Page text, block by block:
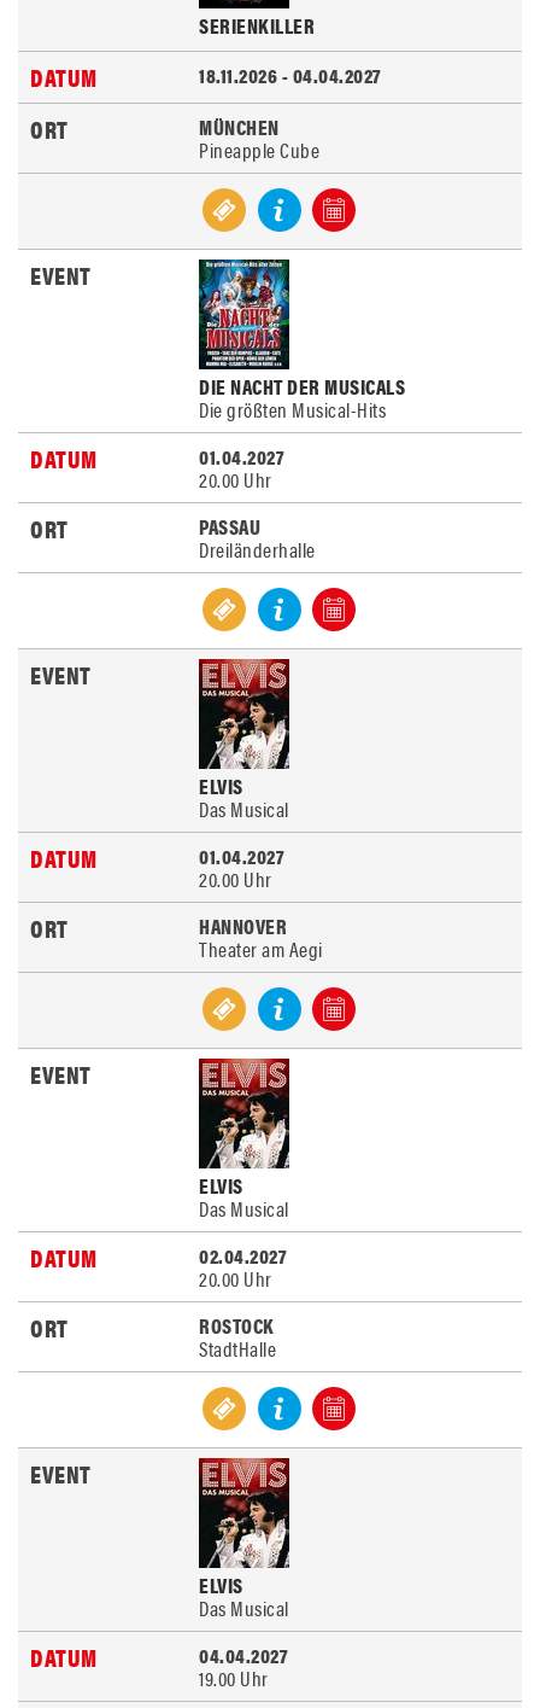
SERIENKILLER
18.11.2026 - 04.04.2027
MÜNCHEN
Pineapple Cube
DIE NACHT DER MUSICALS
Die größten Musical-Hits
01.04.2027
20.00 Uhr
PASSAU
Dreiländerhalle
ELVIS
Das Musical
01.04.2027
20.00 Uhr
HANNOVER
Theater am Aegi
ELVIS
Das Musical
02.04.2027
20.00 Uhr
ROSTOCK
StadtHalle
ELVIS
Das Musical
04.04.2027
19.00 Uhr